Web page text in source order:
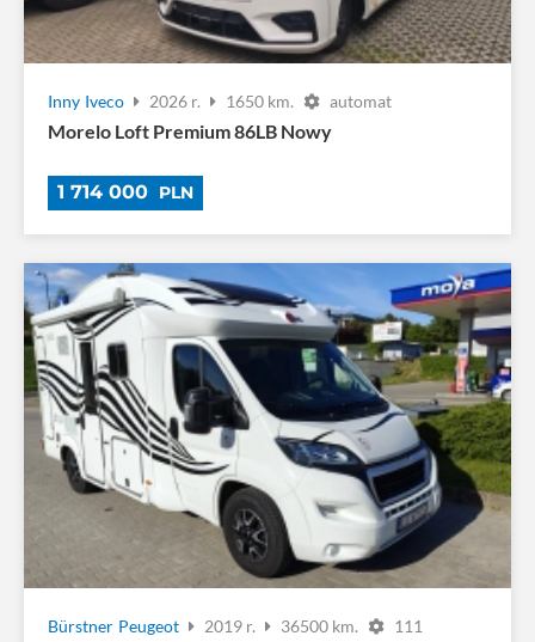
Inny Iveco 2026 r. 1650 km. automat
Morelo Loft Premium 86LB Nowy
1 714 000 PLN
Bürstner Peugeot 2019 r. 36500 km. 111